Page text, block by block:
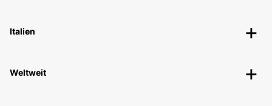
Italien
Weltweit